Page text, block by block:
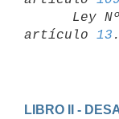
artículo 13
LIBRO II -